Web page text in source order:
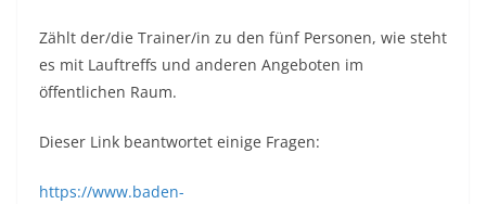
Zählt der/die Trainer/in zu den fünf Personen, wie steht
es mit Lauftreffs und anderen Angeboten im
öffentlichen Raum.
Dieser Link beantwortet einige Fragen:
https://www.baden-